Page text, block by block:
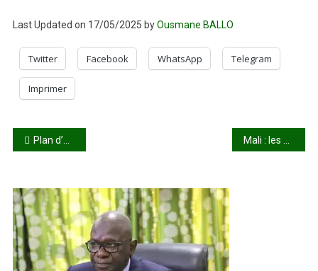
Last Updated on 17/05/2025 byOusmane BALLO
Twitter Facebook WhatsApp Telegram
Imprimer
Navigation
l’article
Plan d’action du gouvernement : les annonces fortes du Premier ministre